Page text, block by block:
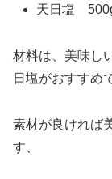
天日塩
材料は、美味し
日塩がおすすめ
素材が良ければ
す、